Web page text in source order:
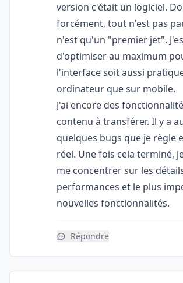
version c'était un logiciel.
forcément, tout n'est pas
n'est qu'un "premier jet".
d'optimiser au maximum
l'interface soit aussi
ordinateur que sur mobile.
J'ai encore des
contenu à transférer. Il y a
quelques bugs que je règle
réel. Une fois cela terminé,
me concentrer sur les
performances et le plus
nouvelles fonctionnalités.
Répondre